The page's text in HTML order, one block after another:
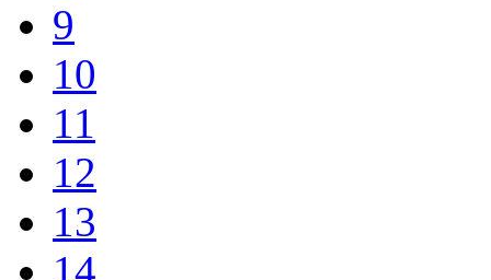
9
10
11
12
13